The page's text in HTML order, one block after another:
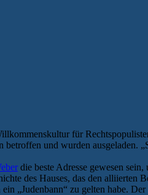
für
betroffen und wurden
die beste Adresse gewesen
des Hauses, das den
„Judenbann“ zu gelten habe.